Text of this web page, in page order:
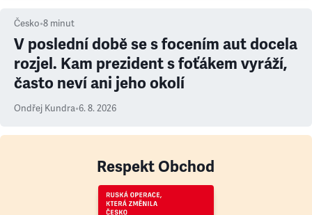
Česko•8 minut
V poslední době se s focením aut docela
rozjel. Kam prezident s foťákem vyráží,
často neví ani jeho okolí
Ondřej Kundra•6. 8. 2026
Respekt Obchod